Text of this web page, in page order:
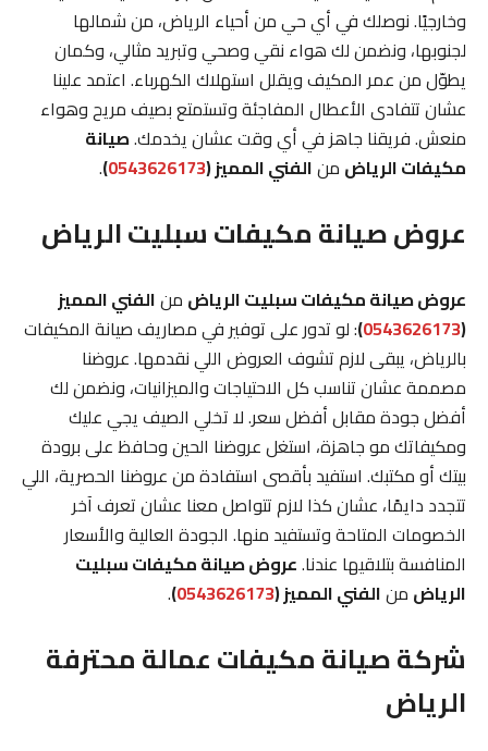
وخارجيًا. نوصلك في أي حي من أحياء الرياض، من شمالها
لجنوبها، ونضمن لك هواء نقي وصحي وتبريد مثالي، وكمان
يطوّل من عمر المكيف ويقلل استهلاك الكهرباء. اعتمد علينا
عشان تتفادى الأعطال المفاجئة وتستمتع بصيف مريح وهواء
منعش. فريقنا جاهز في أي وقت عشان يخدمك.صيانة
مكيفات الرياضمنالفني المميز (0543626173
)
.
عروض صيانة مكيفات سبليت الرياض
عروض صيانة مكيفات سبليت الرياضمنالفني المميز
0543626173
): لو تدور على توفير في مصاريف صيانة المكيفات
بالرياض، يبقى لازم تشوف العروض اللي نقدمها. عروضنا
مصممة عشان تناسب كل الاحتياجات والميزانيات، ونضمن لك
أفضل جودة مقابل أفضل سعر. لا تخلي الصيف يجي عليك
ومكيفاتك مو جاهزة، استغل عروضنا الحين وحافظ على برودة
بيتك أو مكتبك. استفيد بأقصى استفادة من عروضنا الحصرية، اللي
تتجدد دايمًا، عشان كذا لازم تتواصل معنا عشان تعرف آخر
الخصومات المتاحة وتستفيد منها. الجودة العالية والأسعار
المنافسة بتلاقيها عندنا.عروض صيانة مكيفات سبليت
الرياضمنالفني المميز (0543626173
)
.
شركة صيانة مكيفات عمالة محترفة
الرياض